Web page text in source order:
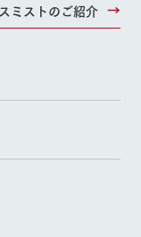
ミストのご紹介